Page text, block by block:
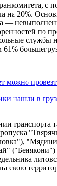
с
на 20%.
—
по
службы
61%
можно
нашли в
транспорта
("Бенякони")
свою